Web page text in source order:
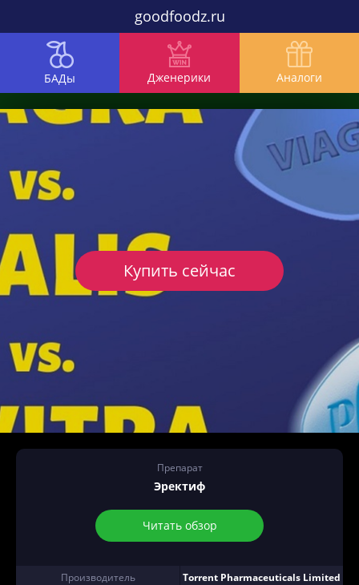
goodfoodz.ru
БАДы Дженерики Аналоги
Препарат
Эректиф
Читать обзор
Производитель
Torrent Pharmaceuticals Limited
Купить сейчас